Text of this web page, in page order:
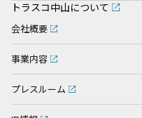
トラスコ中山について
会社概要
事業内容
プレスルーム